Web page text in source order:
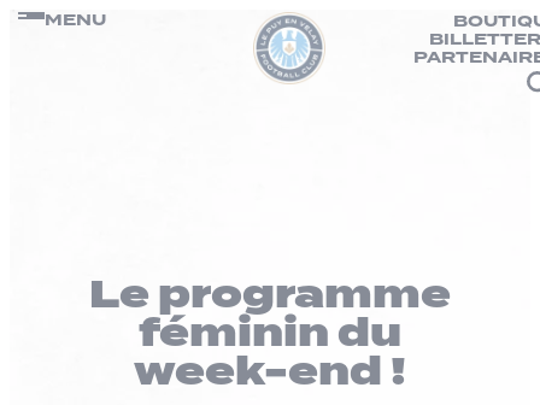
Passer
MENU
Le programme
féminin du
week-end !
Panneau de gestion des cookies